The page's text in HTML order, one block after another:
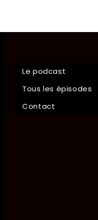
Le podcast
Tous les épisodes
Contact